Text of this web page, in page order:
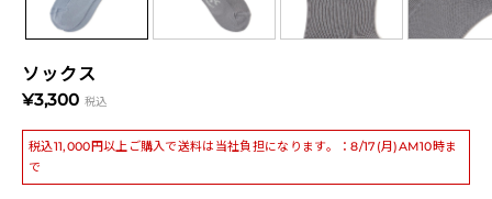
ソックス
¥3,300 税込
税込11,000円以上ご購入で送料は当社負担になります。：8/17(月)AM10時ま
で